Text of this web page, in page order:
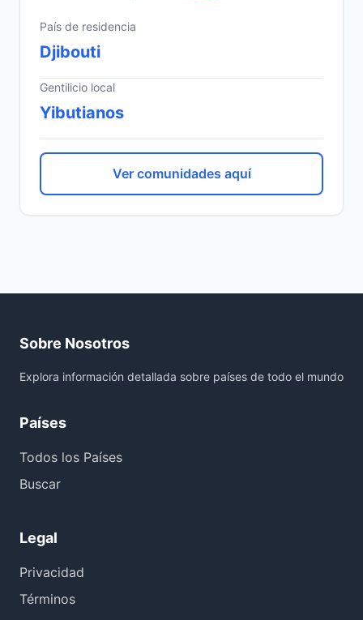
País de residencia
Djibouti
Gentilicio local
Yibutianos
Ver comunidades aquí
Sobre Nosotros
Explora información detallada sobre países de todo el mundo
Países
Todos los Países
Buscar
Legal
Privacidad
Términos